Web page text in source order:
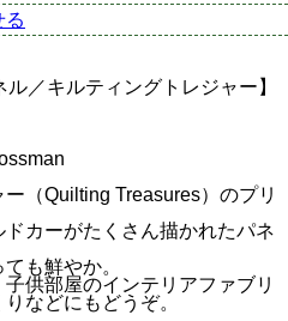
る
／キルティングトレジャー】
（Quilting Treasures）のプリ
カーがたくさん描かれたパネ
も鮮やか。
供部屋のインテリアファブリ
などにもどうぞ。